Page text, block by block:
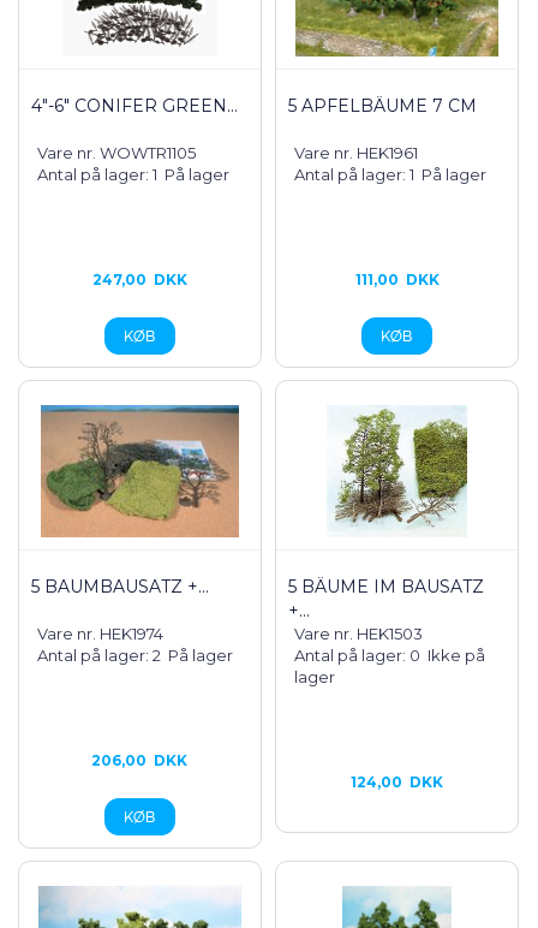
4"-6" CONIFER GREEN...
Vare nr. WOWTR1105
Antal på lager: 1 På lager
247,00 DKK
5 APFELBÄUME 7 CM
Vare nr. HEK1961
Antal på lager: 1 På lager
111,00 DKK
5 BAUMBAUSATZ +...
Vare nr. HEK1974
Antal på lager: 2 På lager
206,00 DKK
5 BÄUME IM BAUSATZ
+...
Vare nr. HEK1503
Antal på lager: 0 Ikke på
lager
124,00 DKK